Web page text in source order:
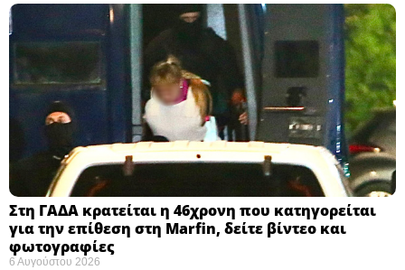
Στη ΓΑΔΑ κρατείται η 46χρονη που κατηγορείται
για την επίθεση στη Marfin, δείτε βίντεο και
φωτογραφίες
6 Αυγούστου 2026